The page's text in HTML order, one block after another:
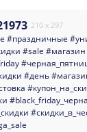
210 x 297
#праздничные
#sale #магазин
#день